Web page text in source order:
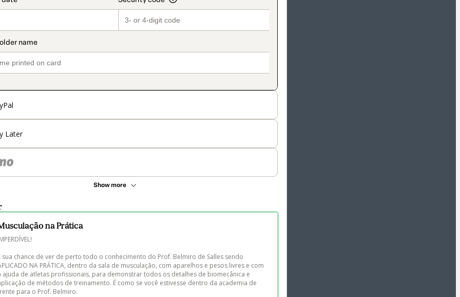
Later
Show more
na Prática
sua chance de ver de perto todo o conhecimento do Prof. Belmiro de Salles sendo
NA PRÁTICA, dentro da sala de musculação, com aparelhos e pesos livres e com
ajuda de atletas profissionais, para demonstrar todos os detalhes de biomecânica e
de métodos de treinamento. É como se você estivesse dentro da academia de
para o Prof. Belmiro.